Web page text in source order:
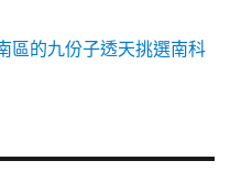
區的九份子透天挑選南科